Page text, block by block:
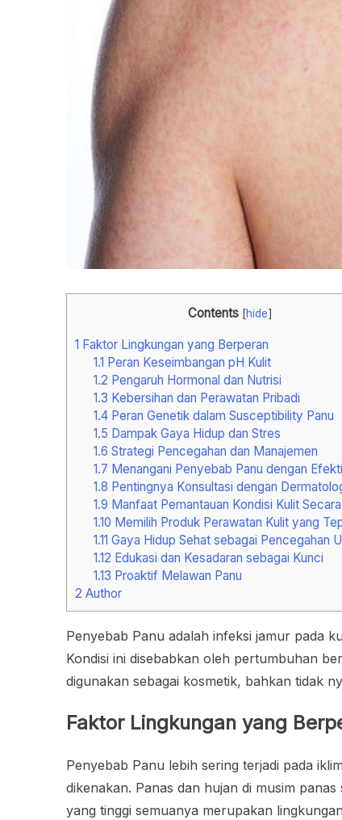
Contents [hide]
1 Faktor Lingkungan yang Berperan
1.1 Peran Keseimbangan pH Kulit
1.2 Pengaruh Hormonal dan Nutrisi
1.3 Kebersihan dan Perawatan Pribadi
1.4Peran Genetik dalam Susceptibility Panu
1.5 Dampak Gaya Hidup dan Stres
1.6 Strategi Pencegahan dan Manajemen
1.7 Menangani Penyebab Panu dengan
1.8 Pentingnya Konsultasi dengan
1.9 Manfaat Pemantauan Kondisi Kulit
1.10 Memilih Produk Perawatan Kulit yang
1.11 Gaya Hidup Sehat sebagai Pencegahan
1.12 Edukasi dan Kesadaran sebagai Kunci
1.13 Proaktif Melawan Panu
2 Author
Penyebab Panu adalah infeksi jamur pada
Kondisi ini disebabkan oleh pertumbuhan
digunakan sebagai kosmetik, bahkan tidak
Faktor Lingkungan yang
Penyebab Panu lebih sering terjadi pada
dikenakan. Panas dan hujan di musim
yang tinggi semuanya merupakan